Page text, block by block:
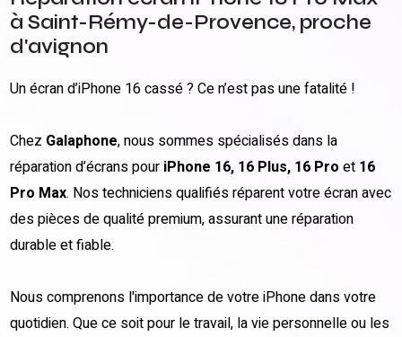
à Saint-Rémy-de-Provence, proche
d'avignon
Un écran d’iPhone 16 cassé ? Ce n’est pas une fatalité !
Chez Galaphone, nous sommes spécialisés dans la
réparation d’écrans pour iPhone 16, 16 Plus, 16 Pro et 16
Pro Max. Nos techniciens qualifiés réparent votre écran avec
des pièces de qualité premium, assurant une réparation
durable et fiable.
Nous comprenons l'importance de votre iPhone dans votre
quotidien. Que ce soit pour le travail, la vie personnelle ou les